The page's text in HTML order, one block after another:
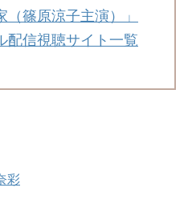
篠原涼子主演）」
配信視聴サイト一覧
彩